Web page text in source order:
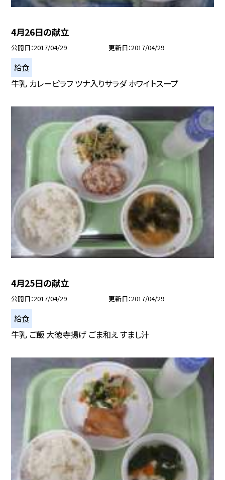
4月26日の献立
公開日 2017/04/29 更新日 2017/04/29
給食
牛乳 カレーピラフ ツナ入りサラダ ホワイトスープ
4月25日の献立
公開日 2017/04/29 更新日 2017/04/29
給食
牛乳 ご飯 大徳寺揚げ ごま和え すまし汁